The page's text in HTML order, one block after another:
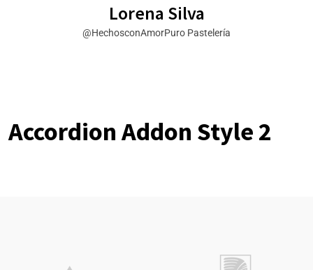
Lorena Silva
@HechosconAmorPuro Pastelería
Accordion Addon Style 2